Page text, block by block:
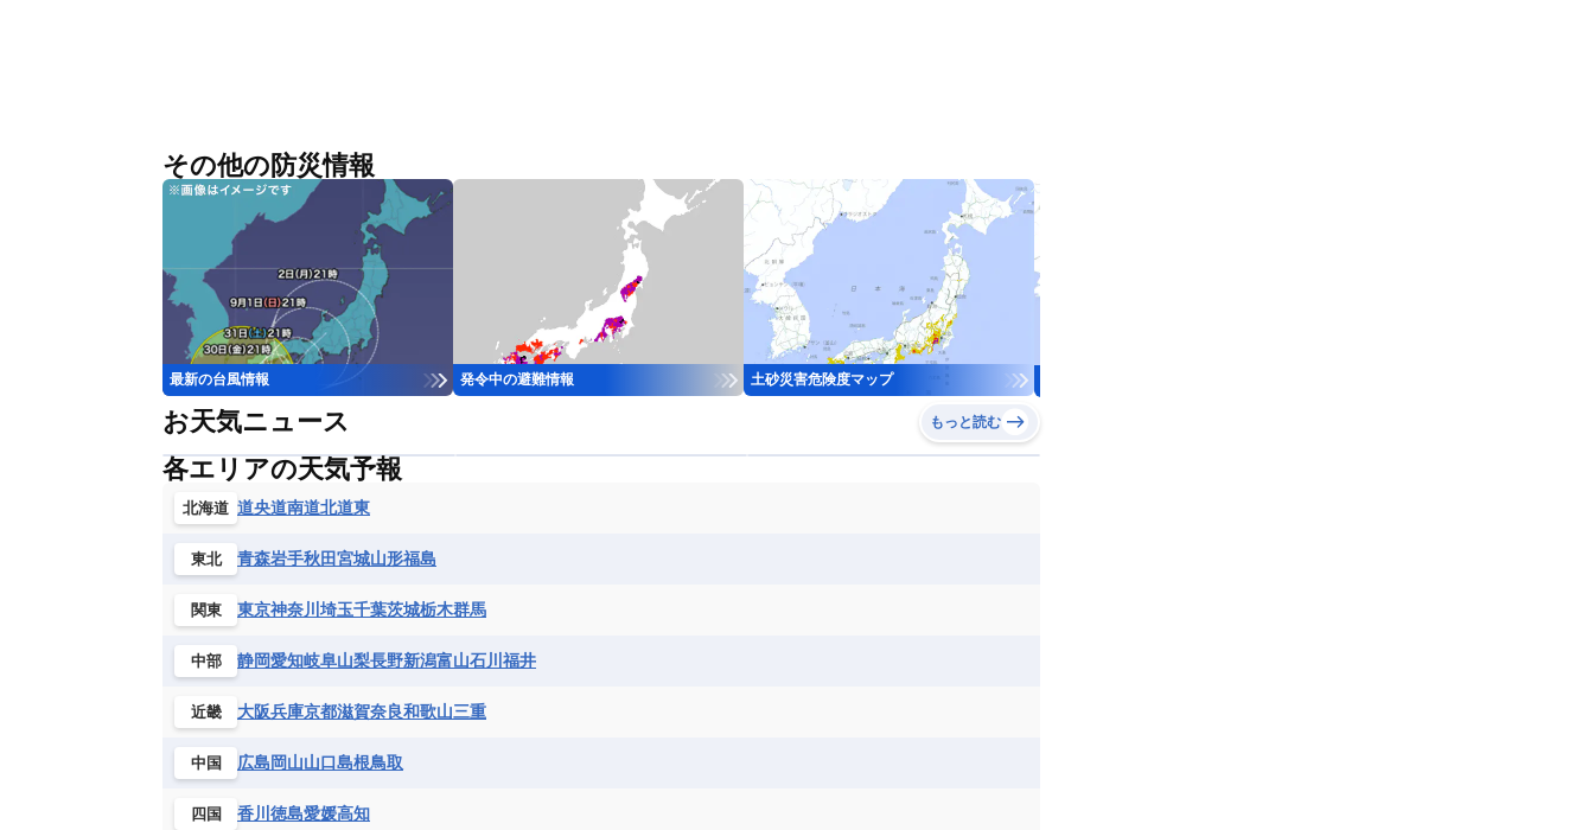
その他の防災情報
最新の台風情報 発令中の避難情報 土砂災害危険度マップ
お天気ニュース もっと読む
各エリアの天気予報
北海道 道央道南道北道東
東北 青森岩手秋田宮城山形福島
関東 東京神奈川 埼玉千葉茨城栃木群馬
中部 静岡愛知岐阜山梨長野新潟富山石川 福井
近畿 大阪兵庫京都滋賀奈良和歌山三重
中国 広島岡山山口島根鳥取
四国 香川 徳島愛媛高知